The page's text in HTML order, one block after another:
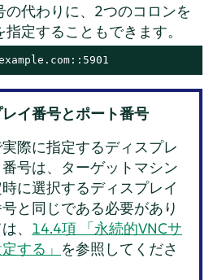
の代わりに、2つのコロンを
定することもできます。
イ番号とポート番号
際に指定するディスプレ
号は、ターゲットマシン
に選択するディスプレイ
と同じである必要があり
、 14.4項 「永続的VNCサ
する」 を参照してくださ